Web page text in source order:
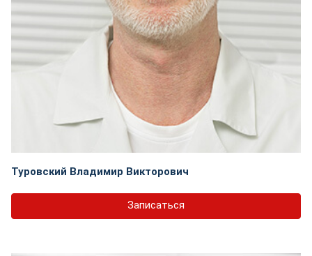
Туровский Владимир Викторович
Записаться